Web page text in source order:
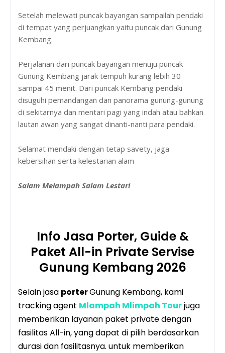
Setelah melewati puncak bayangan sampailah pendaki
di tempat yang perjuangkan yaitu puncak dari Gunung
Kembang.
Perjalanan dari puncak bayangan menuju puncak
Gunung Kembang jarak tempuh kurang lebih 30
sampai 45 menit. Dari puncak Kembang pendaki
disuguhi pemandangan dan panorama gunung-gunung
di sekitarnya dan mentari pagi yang indah atau bahkan
lautan awan yang sangat dinanti-nanti para pendaki.
Selamat mendaki dengan tetap savety, jaga
kebersihan serta kelestarian alam
Salam Melampah Salam Lestari
Info Jasa Porter, Guide &
Paket All-in Private Servise
Gunung Kembang 2026
Selain jasa porterGunung Kembang, kami
tracking agent Mlampah Mlimpah Tourjuga
memberikan layanan paket private dengan
fasilitas All-in, yang dapat di pilih berdasarkan
durasi dan fasilitasnya. untuk memberikan